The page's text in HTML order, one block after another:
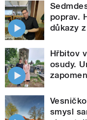
poprav.
důkazy
Hřbitov
osudy.
smysl